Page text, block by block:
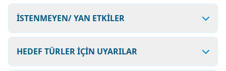
İSTENMEYEN/ YAN ETKİLER
HEDEF TÜRLER İÇİN UYARILAR